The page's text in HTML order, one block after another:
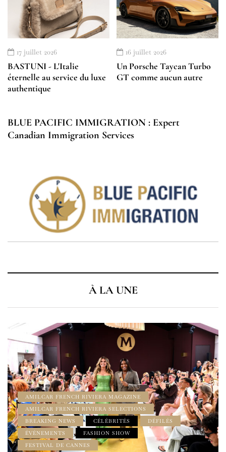
17 juillet 2026
BASTUNI - L'Italie
éternelle au service du luxe
authentique
16 juillet 2026
Un Porsche Taycan Turbo
GT comme aucun autre
BLUE PACIFIC IMMIGRATION : Expert
Canadian Immigration Services
À LA UNE
À LA UNE
AMILCAR CHRONOS MAGAZINE
AMILCAR MAGAZINE
AMILCAR MAGAZINE GROUP
AMILCAR WATCHES MAGAZINE
CINEMA
ÉVÉNEMENTS
HAMILTON
HOMME
HORLOGERIE & MONTRES LUXE
INSPIRATION
LIFESTYLE
LUXURY WATCHES
MADE IN USA
MONTRES
MOVIES NEWS WATCH NEWS